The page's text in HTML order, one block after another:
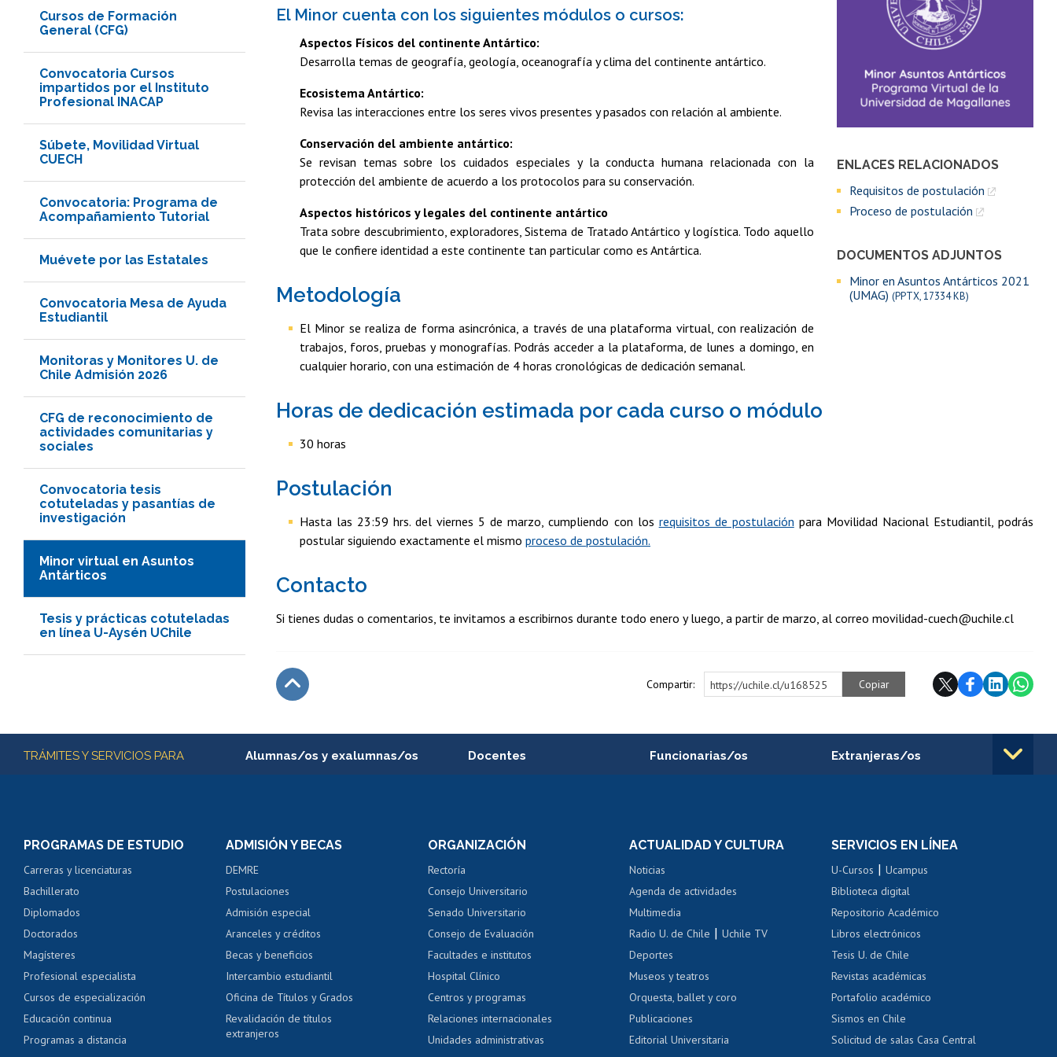
Cursos de Formación
General (CFG)
Convocatoria Cursos
impartidos por el Instituto
Profesional INACAP
Súbete, Movilidad Virtual
CUECH
Convocatoria: Programa de
Acompañamiento Tutorial
Muévete por las Estatales
Convocatoria Mesa de Ayuda
Estudiantil
Monitoras y Monitores U. de
Chile Admisión 2026
CFG de reconocimiento de
actividades comunitarias y
sociales
Convocatoria tesis
cotuteladas y pasantías de
investigación
Minor virtual en Asuntos
Antárticos
Tesis y prácticas cotuteladas
en línea U-Aysén UChile
ENLACES RELACIONADOS
Requisitos de postulación
Proceso de postulación
DOCUMENTOS ADJUNTOS
Minor en Asuntos Antárticos 2021
(UMAG) (PPTX, 17334 KB)
El Minor cuenta con los siguientes módulos o cursos:
Aspectos Físicos del continente Antártico:
Desarrolla temas de geografía, geología, oceanografía y clima del continente antártico.
Ecosistema Antártico:
Revisa las interacciones entre los seres vivos presentes y pasados con relación al ambiente.
Conservación del ambiente antártico:
Se revisan temas sobre los cuidados especiales y la conducta humana relacionada con la
protección del ambiente de acuerdo a los protocolos para su conservación.
Aspectos históricos y legales del continente antártico
Trata sobre descubrimiento, exploradores, Sistema de Tratado Antártico y logística. Todo aquello
que le confiere identidad a este continente tan particular como es Antártica.
Metodología
El Minor se realiza de forma asincrónica, a través de una plataforma virtual, con realización de
trabajos, foros, pruebas y monografías. Podrás acceder a la plataforma, de lunes a domingo, en
cualquier horario, con una estimación de 4 horas cronológicas de dedicación semanal.
Horas de dedicación estimada por cada curso o módulo
30 horas
Postulación
Hasta las 23:59 hrs. del viernes 5 de marzo, cumpliendo con los requisitos de postulación para Movilidad Nacional Estudiantil, podrás
postular siguiendo exactamente el mismo proceso de postulación.
Contacto
Si tienes dudas o comentarios, te invitamos a escribirnos durante todo enero y luego, a partir de marzo, al correo movilidad-cuech@uchile.cl
Compartir: https://uchile.cl/u168525 Copiar
Más información
TRÁMITES Y SERVICIOS PARA Alumnas/os y exalumnas/os
Servicio médico y dental
Pago de arancel y crédito alumnos
Pago de arancel y crédito exalumnos
Certificado de títulos y grados
Docentes
Perfeccionamiento
Evaluación docente
Calificación académica
Postulación al AUCAI
Funcionarias/os
Portal de movilidad interna
Certificado de renta
Certificado de renta
Extranjeras/os
Cursos de español
Mi Uchile Ayuda tecnológica Tarjeta TUI Acoso laboral, sexual y violencia Denuncias administrativas
PROGRAMAS DE ESTUDIO
Carreras y licenciaturas
Bachillerato
Diplomados
Doctorados
Magísteres
Profesional especialista
Cursos de especialización
Educación continua
Programas a distancia
ADMISIÓN Y BECAS
DEMRE
Postulaciones
Admisión especial
Aranceles y créditos
Becas y beneficios
Intercambio estudiantil
Oficina de Títulos y Grados
Revalidación de títulos
extranjeros
ORGANIZACIÓN
Rectoría
Consejo Universitario
Senado Universitario
Consejo de Evaluación
Facultades e institutos
Hospital Clínico
Centros y programas
Relaciones internacionales
Unidades administrativas
ACTUALIDAD Y CULTURA
Noticias
Agenda de actividades
Multimedia
Radio U. de Chile |Uchile TV
Deportes
Museos y teatros
Orquesta, ballet y coro
Publicaciones
Editorial Universitaria
SERVICIOS EN LÍNEA
U-Cursos |Ucampus
Biblioteca digital
Repositorio Académico
Libros electrónicos
Tesis U. de Chile
Revistas académicas
Portafolio académico
Sismos en Chile
Solicitud de salas Casa Central